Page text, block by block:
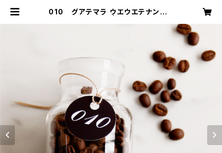
010 グアテマラ ウエウエテナンゴS